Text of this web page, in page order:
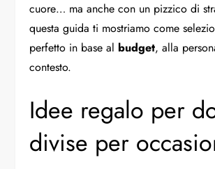
cuore… ma anche con un pizzico di
questa guida ti mostriamo come
perfetto in base al budget, alla
contesto.
Idee regalo per
divise per